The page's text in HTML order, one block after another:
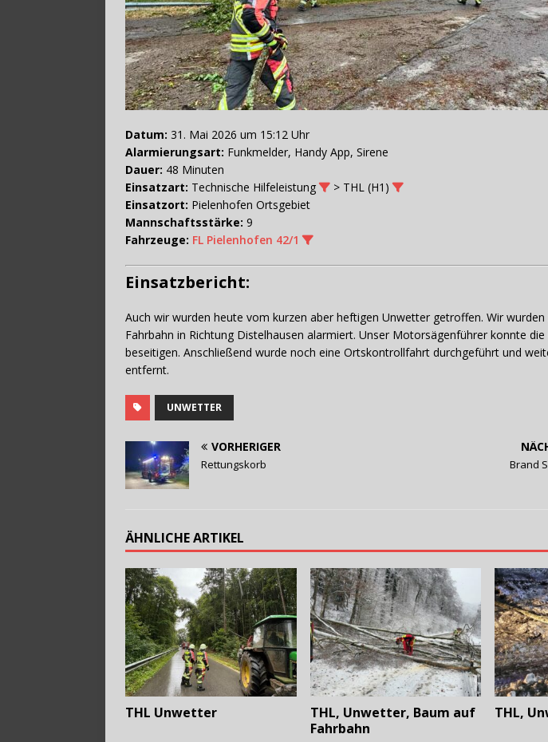
Datum: 31. Mai 2026 um 15:12 Uhr
Alarmierungsart: Funkmelder, Handy App, Sirene
Dauer: 48 Minuten
Einsatzart: Technische Hilfeleistung
> THL (H1)
Einsatzort: Pielenhofen Ortsgebiet
Mannschaftsstärke: 9
Fahrzeuge: FL Pielenhofen 42/1
Einsatzbericht:
Auch wir wurden heute vom kurzen aber heftigen Unwetter getroffen. Wir
Fahrbahn in Richtung Distelhausen alarmiert. Unser Motorsägenführer konnte die
beseitigen. Anschließend wurde noch eine Ortskontrollfahrt durchgeführt und
entfernt.
UNWETTER
VORHERIGER
Rettungskorb Brand
ÄHNLICHE ARTIKEL
THL Unwetter
THL, Unwetter, Baum auf
Fahrbahn
THL,